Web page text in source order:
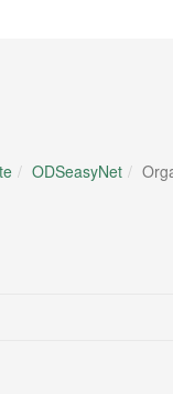
ODSeasyNet